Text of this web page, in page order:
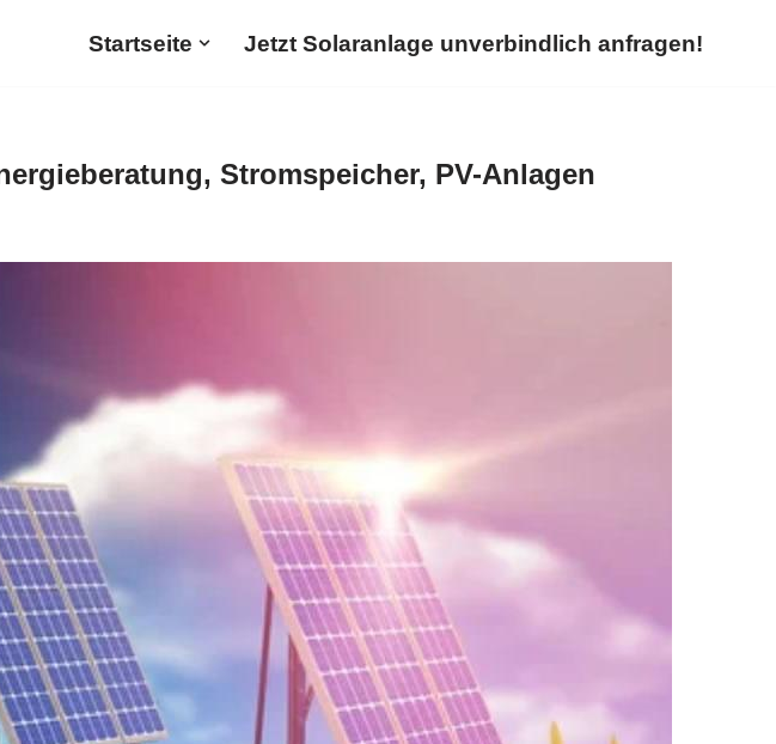
Startseite Jetzt Solaranlage unverbindlich anfragen!
Stromspeicher, PV-Anlagen